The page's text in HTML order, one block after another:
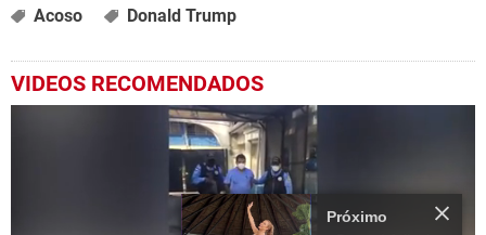
Acoso Donald Trump
VIDEOS RECOMENDADOS
Próximo